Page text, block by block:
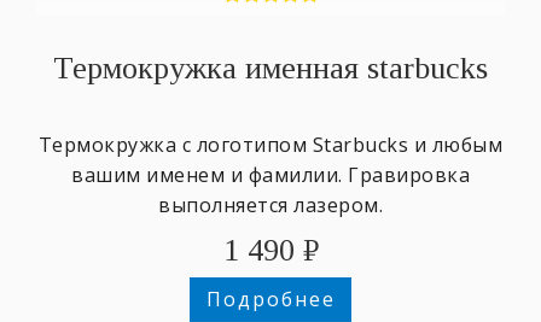
Термокружка именная starbucks
Термокружка с логотипом Starbucks и любым
вашим именем и фамилии. Гравировка
выполняется лазером.
1 490 ₽
Подробнее